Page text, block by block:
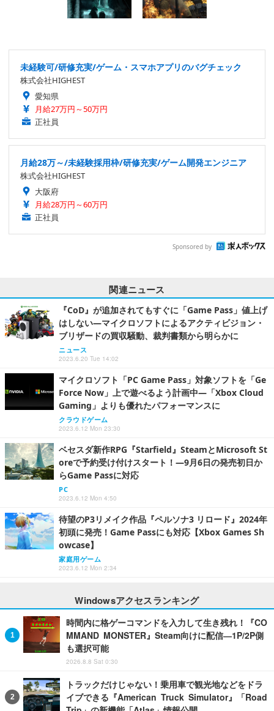
未経験可/研修充実/ゲーム・スマホアプリのバグチェック
株式会社HIGHEST
愛知県
月給27万円～50万円
正社員
月給28万～/未経験採用枠/研修充実/ゲーム開発エンジニア
株式会社HIGHEST
大阪府
月給28万円～60万円
正社員
Sponsored by
関連ニュース
『CoD』が追加されてもすぐに「Game Pass」値上げ
はしない―マイクロソフトによるアクティビジョン・
ブリザードの買収騒動、裁判書類から明らかに
ニュース
2023.6.20 Tue 14:02
マイクロソフト「PC Game Pass」対象ソフトを「Ge
Force Now」上で遊べるよう計画中―「Xbox Cloud
Gaming」よりも優れたパフォーマンスに
クラウドゲーム
2023.6.12 Mon 23:30
ベセスダ新作RPG『Starfield』SteamとMicrosoft St
oreで予約受け付けスタート！―9月6日の発売初日か
らGame Passに対応
PC
2023.6.12 Mon 4:50
待望のP3リメイク作品『ペルソナ3 リロード』2024年
初頭に発売！Game Passにも対応【Xbox Games Sh
owcase】
家庭用ゲーム
2023.6.12 Mon 2:34
Windowsアクセスランキング
時間内に格ゲーコマンドを入力して生き残れ！『CO
MMAND MONSTER』Steam向けに配信―1P/2P側
も選択可能
2026.8.8 Sat 0:30
トラックだけじゃない！乗用車で観光地などをドラ
イブできる『American Truck Simulator』「Road